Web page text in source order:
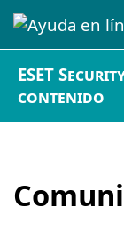
ESET
contenido